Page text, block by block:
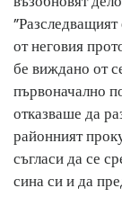
от неговия
бе виждано от
първоначално
отказваше да
районният
съгласи да се
сина си и да